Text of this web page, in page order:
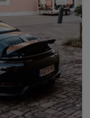
Jaguar
Dodge
Aston Martin